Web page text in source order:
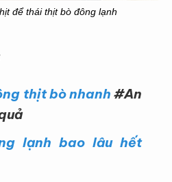
để thái thịt bò đông lạnh
thịt bò nhanh #An
lạnh bao lâu hết